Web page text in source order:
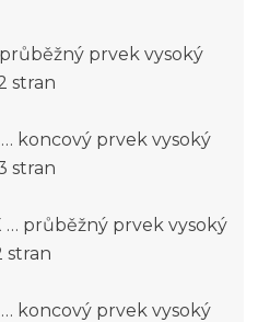
průběžný prvek vysoký
stran
… koncový prvek vysoký
stran
… průběžný prvek vysoký
stran
… koncový prvek vysoký